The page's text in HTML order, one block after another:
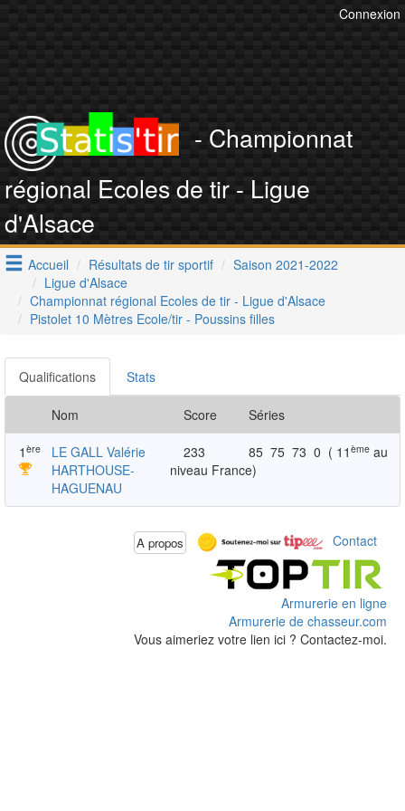
Connexion
- Championnat
régional Ecoles de tir - Ligue
d'Alsace
Accueil Résultats de tir sportif
Saison 2021-2022
Ligue d'Alsace
Championnat régional Ecoles de tir - Ligue d'Alsace
Pistolet 10 Mètres Ecole/tir - Poussins filles
Qualifications Stats
Nom Score Séries
1 ère
LE GALL Valérie
HARTHOUSE-
HAGUENAU
233 85 75 73 0 ( 11ème au
niveau France)
A propos Contact
Armurerie en ligne
Armurerie de chasseur.com
Vous aimeriez votre lien ici ? Contactez-moi.